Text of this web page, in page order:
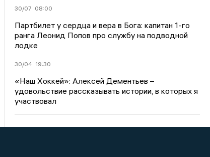
30/07 08:00
Партбилет у сердца и вера в Бога: капитан 1-го
ранга Леонид Попов про службу на подводной
лодке
30/04 19:30
«Наш Хоккей»: Алексей Дементьев –
удовольствие рассказывать истории, в которых я
участвовал